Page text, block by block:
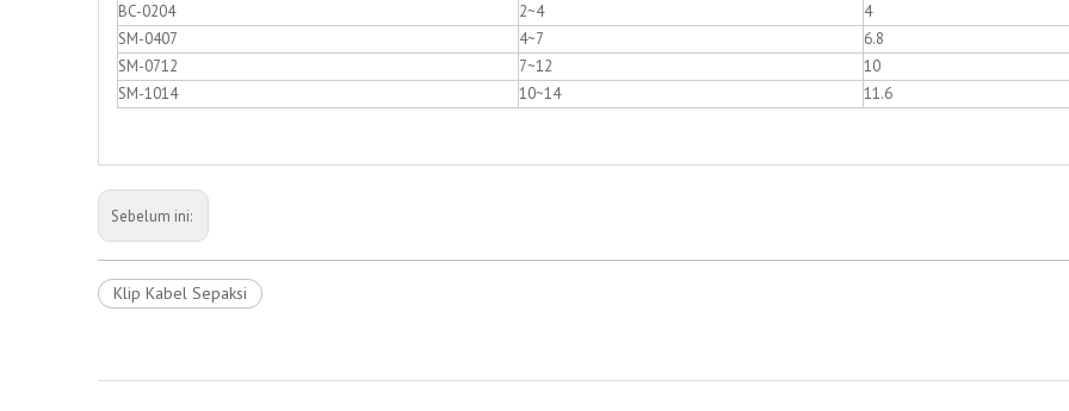
BC-0204
2~4 4
SM-0407
4~7 6.8
SM-0712
7~12 10
SM-1014
10~14 11.6
Sebelum ini:
Klip Kabel Sepaksi